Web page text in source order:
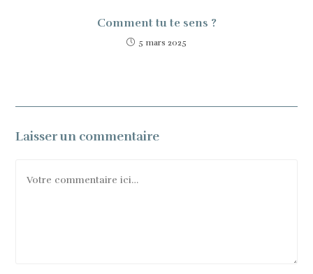
Comment tu te sens ?
5 mars 2025
Laisser un commentaire